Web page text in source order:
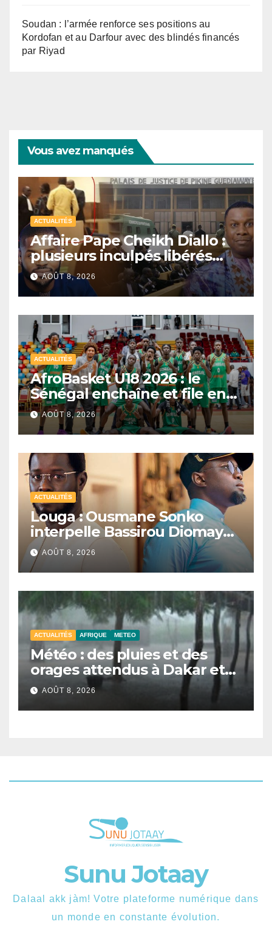
Soudan : l’armée renforce ses positions au
Kordofan et au Darfour avec des blindés financés
par Riyad
Vous avez manqués
ACTUALITÉS
Affaire Pape Cheikh Diallo :
plusieurs inculpés libérés
après un non-lieu partiel
AOÛT 8, 2026
ACTUALITÉS
AfroBasket U18 2026 : le
Sénégal enchaîne et file en
quarts de finale
AOÛT 8, 2026
ACTUALITÉS
Louga : Ousmane Sonko
interpelle Bassirou Diomaye
Faye sur la date des élections
locales
AOÛT 8, 2026
ACTUALITÉS AFRIQUE METEO
Météo : des pluies et des
orages attendus à Dakar et
dans plusieurs localités ce
samedi
AOÛT 8, 2026
Sunu Jotaay
Dalaal akk jàm! Votre plateforme numérique dans
un monde en constante évolution.